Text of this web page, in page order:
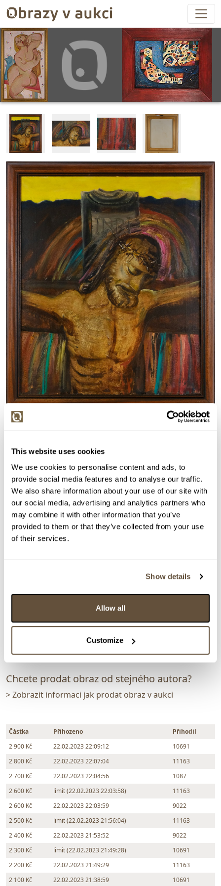
This website uses cookies
We use cookies to personalise content and ads, to
provide social media features and to analyse our traffic.
We also share information about your use of our site with
our social media, advertising and analytics partners who
may combine it with other information that you’ve
provided to them or that they’ve collected from your use
of their services.
Show details
Allow all
Customize
Detail položky
Rámováno.
> Zobrazit detail položky a informace o autorovi
> zpět na aukční výsledky
VYDRAŽENO
Chcete prodat obraz od stejného autora?
> Zobrazit informaci jak prodat obraz v aukci
Částka Přihozeno
Přihodil
2 900 Kč
22.02.2023 22:09:12
10691
2 800 Kč
22.02.2023 22:07:04
11163
2 700 Kč
22.02.2023 22:04:56
1087
2 600 Kč
limit (22.02.2023 22:03:58)
11163
2 600 Kč
22.02.2023 22:03:59
9022
2 500 Kč
limit (22.02.2023 21:56:04)
11163
2 400 Kč
22.02.2023 21:53:52
9022
2 300 Kč
limit (22.02.2023 21:49:28)
10691
2 200 Kč
22.02.2023 21:49:29
11163
2 100 Kč
22.02.2023 21:38:59 10691